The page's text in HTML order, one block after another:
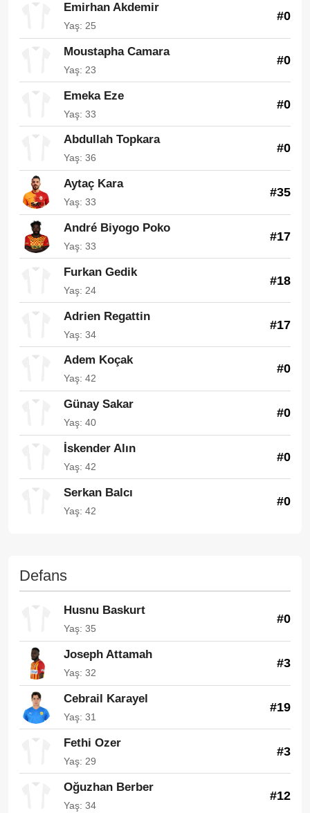
Emirhan Akdemir
Yaş: 25
#0
Moustapha Camara
Yaş: 23
#0
Emeka Eze
Yaş: 33
#0
Abdullah Topkara
Yaş: 36
#0
Aytaç Kara
Yaş: 33
#35
André Biyogo Poko
Yaş: 33
#17
Furkan Gedik
Yaş: 24
#18
Adrien Regattin
Yaş: 34
#17
Adem Koçak
Yaş: 42
#0
Günay Sakar
Yaş: 40
#0
İskender Alın
Yaş: 42
#0
Serkan Balcı
Yaş: 42
#0
Defans
Husnu Baskurt
Yaş: 35
#0
Joseph Attamah
Yaş: 32
#3
Cebrail Karayel
Yaş: 31
#19
Fethi Ozer
Yaş: 29
#3
Oğuzhan Berber
Yaş: 34
#12